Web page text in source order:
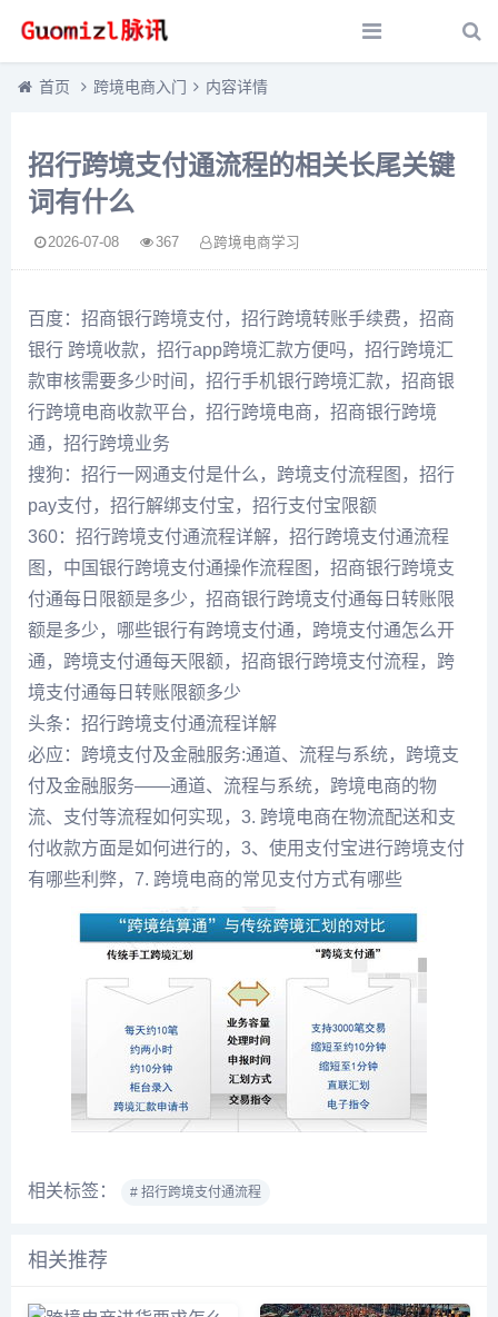
首页 跨境电商入门 内容详情
招行跨境支付通流程的相关长尾关键
词有什么
2026-07-08 367 跨境电商学习
百度：招商银行跨境支付，招行跨境转账手续费，招商
银行 跨境收款，招行app跨境汇款方便吗，招行跨境汇
款审核需要多少时间，招行手机银行跨境汇款，招商银
行跨境电商收款平台，招行跨境电商，招商银行跨境
通，招行跨境业务
搜狗：招行一网通支付是什么，跨境支付流程图，招行
pay支付，招行解绑支付宝，招行支付宝限额
360：招行跨境支付通流程详解，招行跨境支付通流程
图，中国银行跨境支付通操作流程图，招商银行跨境支
付通每日限额是多少，招商银行跨境支付通每日转账限
额是多少，哪些银行有跨境支付通，跨境支付通怎么开
通，跨境支付通每天限额，招商银行跨境支付流程，跨
境支付通每日转账限额多少
头条：招行跨境支付通流程详解
必应：跨境支付及金融服务:通道、流程与系统，跨境支
付及金融服务——通道、流程与系统，跨境电商的物
流、支付等流程如何实现，3. 跨境电商在物流配送和支
付收款方面是如何进行的，3、使用支付宝进行跨境支付
有哪些利弊，7. 跨境电商的常见支付方式有哪些
相关标签： # 招行跨境支付通流程
相关推荐